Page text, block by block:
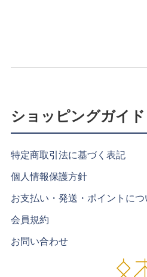
ショッピングガイド
特定商取引法に基づく表記
個人情報保護方針
お支払い・発送・ポイントにつ
会員規約
お問い合わせ